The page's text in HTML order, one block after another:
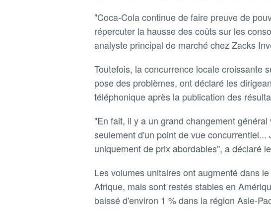
"Coca-Cola continue de faire preuve de
répercuter la hausse des coûts sur les
analyste principal de marché chez Zacks
Toutefois, la concurrence locale croissante
pose des problèmes, ont déclaré les
téléphonique après la publication des
"En fait, il y a un grand changement
seulement d'un point de vue
uniquement de prix abordables", a déclaré
Les volumes unitaires ont augmenté dans
Afrique, mais sont restés stables en
baissé d'environ 1 % dans la région Asie-